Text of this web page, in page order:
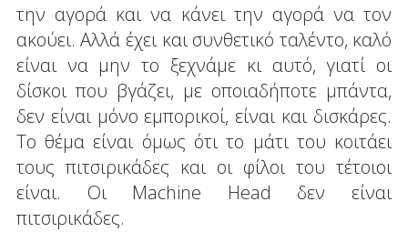
την αγορά και να κάνει την αγορά να τον
ακούει. Αλλά έχει και συνθετικό ταλέντο, καλό
είναι να μην το ξεχνάμε κι αυτό, γιατί οι
δίσκοι που βγάζει, με οποιαδήποτε μπάντα,
δεν είναι μόνο εμπορικοί, είναι και δισκάρες.
Το θέμα είναι όμως ότι το μάτι του κοιτάει
τους πιτσιρικάδες και οι φίλοι του τέτοιοι
είναι. Οι Machine Head δεν είναι
πιτσιρικάδες.